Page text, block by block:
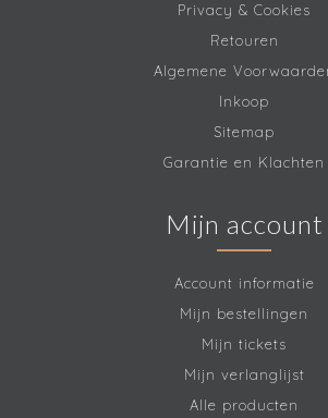
Privacy & Cookies
Retouren
Algemene
Inkoop
Sitemap
Garantie en Klachten
Mijn account
Account informatie
Mijn bestellingen
Mijn tickets
Mijn verlanglijst
Alle producten